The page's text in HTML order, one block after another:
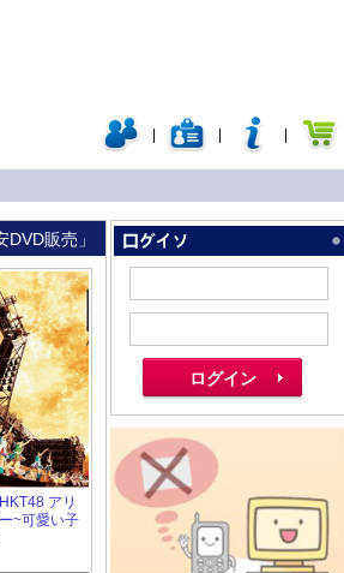
販売」
アリ
~可愛い子
旅をさせ